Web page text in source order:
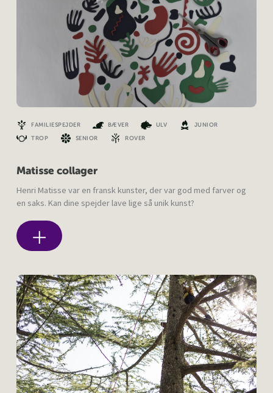
FAMILIESPEJDER BÆVER ULV JUNIOR
TROP SENIOR ROVER
Matisse collager
Henri Matisse var en fransk kunster, der var god med farver og
en saks. Kan dine spejder lave lige så unik kunst?